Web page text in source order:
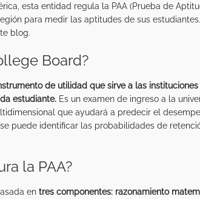
esta entidad regula la PAA (Prueba de
para medir las aptitudes de sus
blog.
Board?
de utilidad que sirve a las
estudiante. Es un examen de ingreso a la
que ayudará a predecir el
puede identificar las probabilidades de
la PAA?
en tres componentes: razonamiento